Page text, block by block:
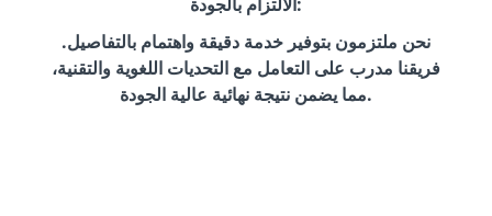
الالتزام بالجودة:
نحن ملتزمون بتوفير خدمة دقيقة واهتمام بالتفاصيل.
فريقنا مدرب على التعامل مع التحديات اللغوية والتقنية،
مما يضمن نتيجة نهائية عالية الجودة.